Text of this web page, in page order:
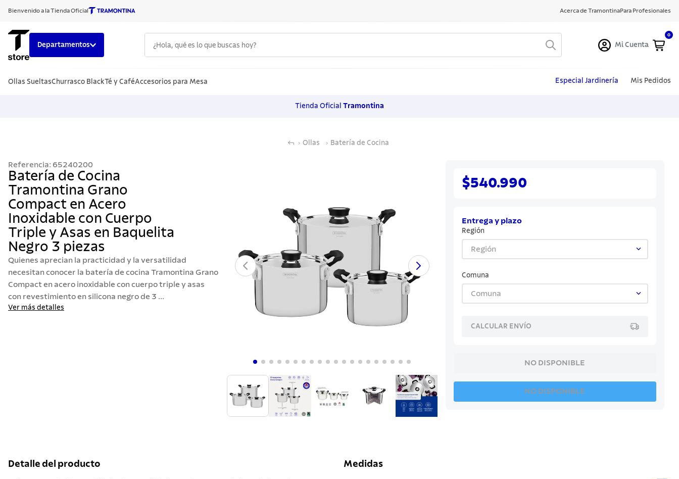
Bienvenido a la Tienda Oficial Acerca de TramontinaPara Profesionales
Departamentos Mi Cuenta
0
Ollas SueltasChurrasco BlackTé y CaféAccesorios para Mesa Especial Jardinería Mis Pedidos
Tienda Oficial Tramontina
Ollas Batería de Cocina
Referencia: 65240200
Batería de Cocina
Tramontina Grano
Compact en Acero
Inoxidable con Cuerpo
Triple y Asas en Baquelita
Negro 3 piezas
Quienes aprecian la practicidad y la versatilidad
necesitan conocer la batería de cocina Tramontina Grano
Compact en acero inoxidable con cuerpo triple y asas
con revestimiento en silicona negro de 3 ...
Ver más detalles
$540.990
Entrega y plazo
Región
Región
Comuna
Comuna
CALCULAR ENVÍO
NO DISPONIBLE
NO DISPONIBLE
Detalle del producto Medidas
1.
cuchillos